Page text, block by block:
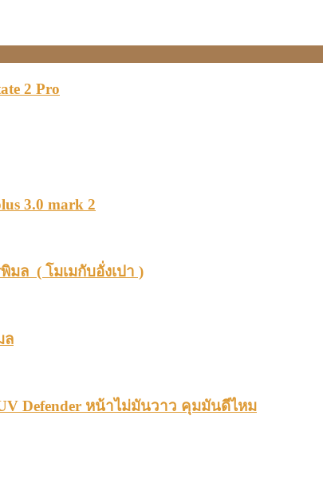
2 Pro
3.0 mark 2
พิมล ( โมเมกับอั่งเปา )
ล
Defender หน้าไม่มันวาว คุมมันดีไหม